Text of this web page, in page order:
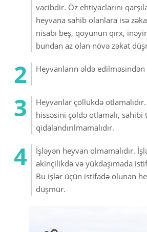
vacibdir. Öz ehtiyaclarını
heyvana sahib olanlara isə
nisabı beş, qoyunun qırx,
bundan az olan növə zəkat
Heyvanların əldə
Heyvanlar çöllükdə
hissəsini çöldə otlamalı, sahibi
qidalandırılmamalıdır.
İşləyən heyvan olmamalıdır.
əkinçilikdə və yükdaşımada
Bu işlər üçün istifadə olunan
düşmür.